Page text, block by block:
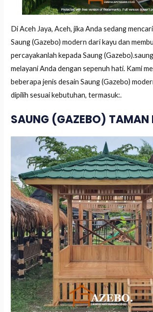
Di Aceh Jaya, Aceh, jika Anda sedang
Saung (Gazebo) modern dari kayu dan
percayakanlah kepada Saung
melayani Anda dengan sepenuh hati. Kami
beberapa jenis desain Saung (Gazebo)
dipilih sesuai kebutuhan, termasuk:.
SAUNG (GAZEBO) TAMAN